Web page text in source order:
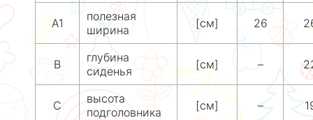
A1
полезная
ширина
[см] 26
B
глубина
сиденья
[см] –
C
высота
подголовника
[см] –